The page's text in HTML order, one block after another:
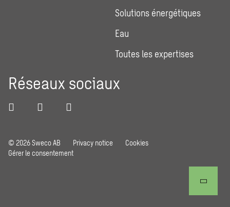
Solutions énergétiques
Eau
Toutes les expertises
Réseaux sociaux
© 2026 Sweco AB Privacy notice
Cookies
Gérer le consentement